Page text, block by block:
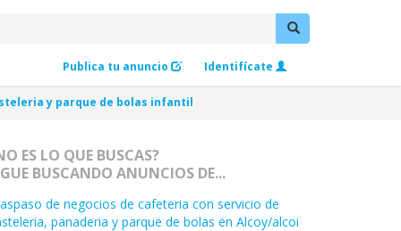
Publica tu anuncio Identifícate
y parque de bolas infantil
ES LO QUE BUSCAS?
BUSCANDO ANUNCIOS DE...
de negocios de cafeteria con servicio de
panaderia y parque de bolas en Alcoy/alcoi